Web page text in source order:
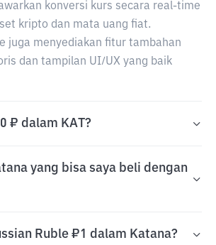
konversi kurs secara real-time
kripto dan mata uang fiat.
juga menyediakan fitur tambahan
dan tampilan UI/UX yang baik
₽ dalam KAT?
yang bisa saya beli dengan
Ruble ₽1 dalam Katana?